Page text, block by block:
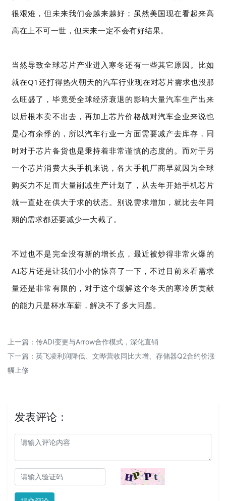
很艰难，但未来我们会越来越好；虽然美国现在看起来高
高在上不可一世，但未来一定不会有好结果。
当然导致全球芯片产业进入寒冬还有一些其它原因。比如
就在Q1还打得热火朝天的汽车行业现在对芯片需求也没那
么旺盛了，毕竟受全球经济衰退的影响大量汽车生产出来
以后根本卖不出去，再加上芯片价格战对汽车企业来说也
是心有余悸的，所以汽车行业一方面需要减产去库存，同
时对于芯片备货也是秉持着非常谨慎的态度的。而对于另
一个芯片消费大头手机来说，各大手机厂商早就因为全球
购买力不足而大量削减生产计划了，从去年开始手机芯片
就一直处在供大于求的状态。别说需求增加，就比去年同
期的需求都还要减少一大截了。
不过也不是完全没有新的增长点，最近被炒得非常火爆的
AI芯片还是让我们小小的惊喜了一下，不过目前来看需求
量还是非常有限的，对于这个缓解这个冬天的寒冷所贡献
的能力只是杯水车薪，解决不了多大问题。
上一篇： 传ADI变更与Arrow合作模式，深化直销
下一篇： 英飞凌利润降低、文晔营收同比大增、存储器Q2合约价涨
幅上修
发表评论：